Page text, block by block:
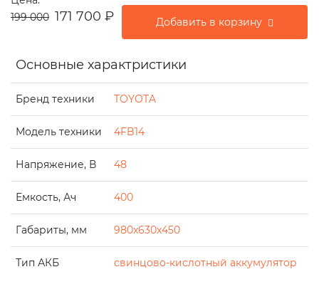
199 000 171 700 ₽ Добавить в корзину
Основные характристики
Бренд техники TOYOTA
Модель техники 4FB14
Напряжение, В 48
Емкость, Ач 400
Габариты, мм 980x630x450
Тип АКБ свинцово-кислотный аккумулятор